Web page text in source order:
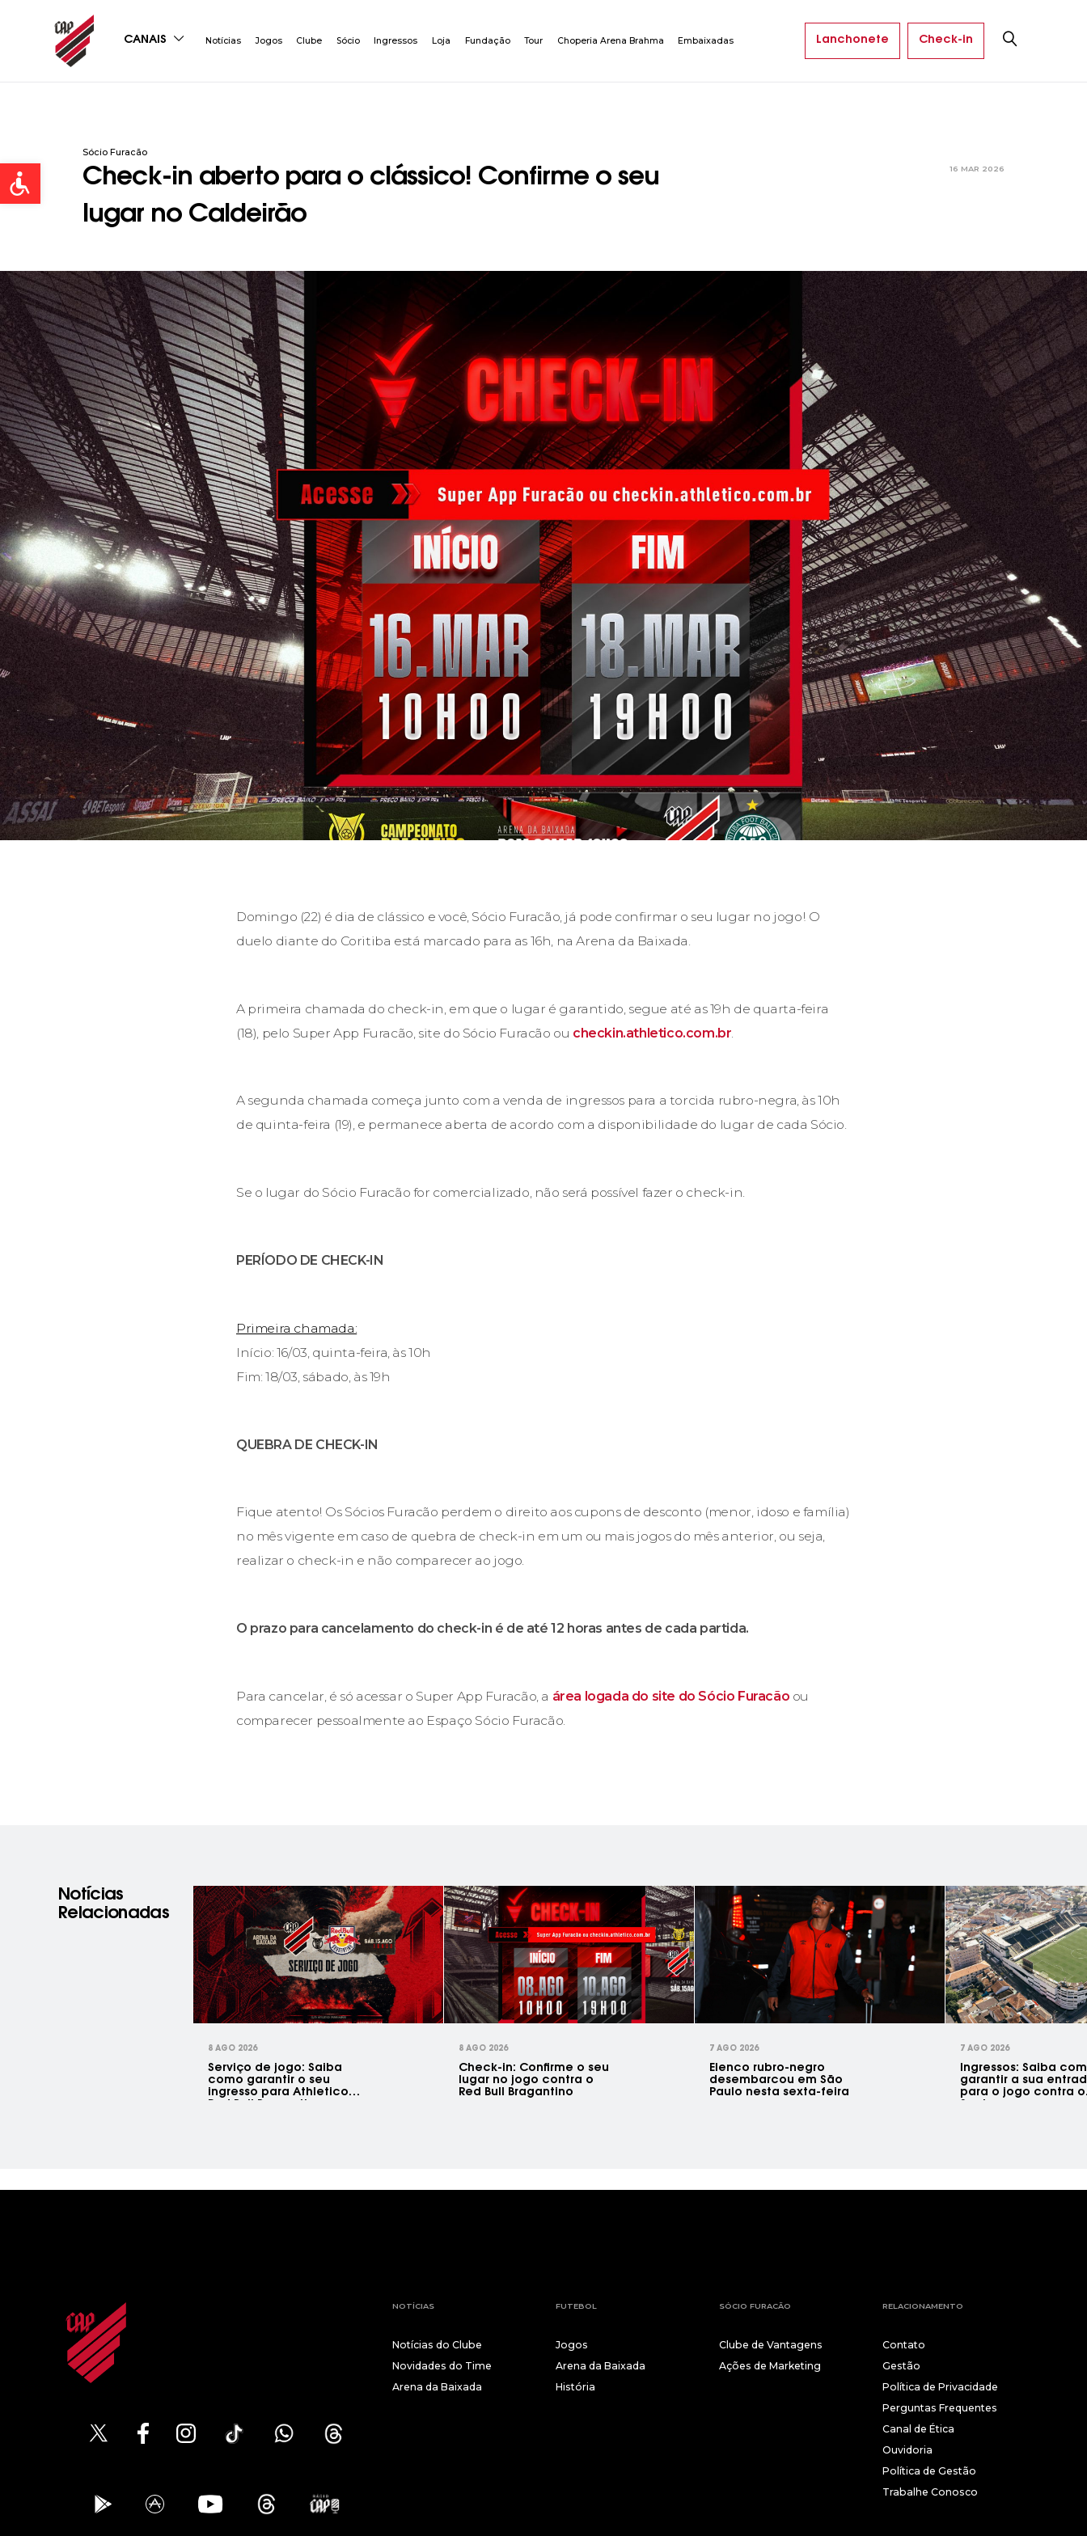
Open toolbar
CANAIS Notícias Jogos Clube Sócio Ingressos Loja Fundação Tour Choperia Arena Brahma Embaixadas Lanchonete Check-in
Sócio Furacão
Check-in aberto para o clássico! Confirme o seu
lugar no Caldeirão
16 MAR 2026
Domingo (22) é dia de clássico e você, Sócio Furacão, já pode confirmar o seu lugar no jogo! O
duelo diante do Coritiba está marcado para as 16h, na Arena da Baixada.
A primeira chamada do check-in, em que o lugar é garantido, segue até as 19h de quarta-feira
(18), pelo Super App Furacão, site do Sócio Furacão ou checkin.athletico.com.br
A segunda chamada começa junto com a venda de ingressos para a torcida rubro-negra, às 10h
de quinta-feira (19), e permanece aberta de acordo com a disponibilidade do lugar de cada Sócio.
Se o lugar do Sócio Furacão for comercializado, não será possível fazer o check-in.
PERÍODO DE CHECK-IN
Primeira chamada:
Início: 16/03, quinta-feira, às 10h
Fim: 18/03, sábado, às 19h
QUEBRA DE CHECK-IN
Fique atento! Os Sócios Furacão perdem o direito aos cupons de desconto (menor, idoso e família)
no mês vigente em caso de quebra de check-in em um ou mais jogos do mês anterior, ou seja,
realizar o check-in e não comparecer ao jogo.
O prazo para cancelamento do check-in é de até 12 horas antes de cada partida.
Para cancelar, é só acessar o Super App Furacão, a área logada do site do Sócio Furacão ou
comparecer pessoalmente ao Espaço Sócio Furacão.
Notícias
Relacionadas
8 AGO 2026
Serviço de jogo: Saiba
como garantir o seu
ingresso para Athletico x
8 AGO 2026
Check-in: Confirme o seu
lugar no jogo contra o
Red Bull Bragantino
7 AGO 2026
Elenco rubro-negro
desembarcou em São
Paulo nesta sexta-feira
7 AGO 2026
Ingressos: Saiba
garantir a sua
para o jogo contra o
NOTÍCIAS
Notícias do Clube
Novidades do Time
Arena da Baixada
FUTEBOL
Jogos
Arena da Baixada
História
SÓCIO FURACÃO
Clube de Vantagens
Ações de Marketing
RELACIONAMENTO
Contato
Gestão
Política de Privacidade
Perguntas Frequentes
Canal de Ética
Ouvidoria
Política de Gestão
Trabalhe Conosco